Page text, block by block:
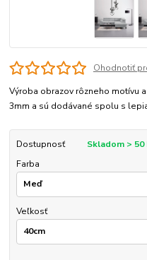
Ohodnotiť
Výroba obrazov rôzneho motívu
3mm a sú dodávané spolu s
Dostupnosť
Skladom > 50
Farba
Veľkosť